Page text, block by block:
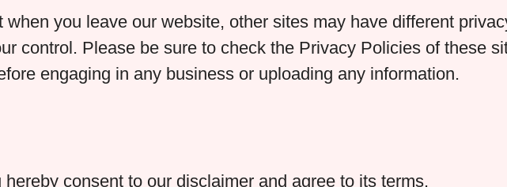
you leave our website, other sites may have different
control. Please be sure to check the Privacy Policies of these
engaging in any business or uploading any information.
consent to our disclaimer and agree to its terms.